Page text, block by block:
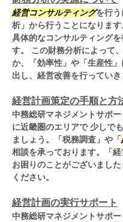
経営コンサルティングを行
析」から行うことになりま
具体的なコンサルティング
す。 この財務分析によって
か、「効率性」や「生産性
出し、経営改善を行っていき
経営計画策定の手順と方
中務総研マネジメントサポ
に近畿圏のエリアで 少しで
ましょう。「税務調査」や「
相談を承っております。「
お困りのことがございまし
ください。
経営計画の実行サポート
中務総研マネジメントサポ